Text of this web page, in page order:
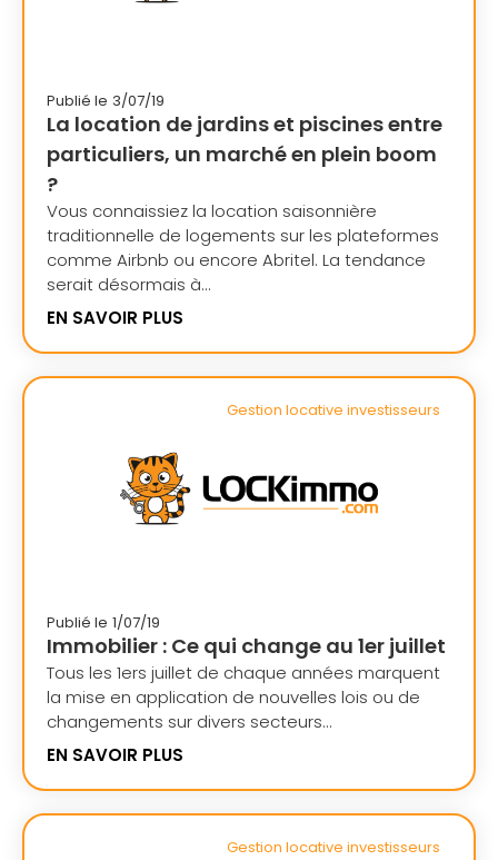
Publié le 3/07/19
La location de jardins et piscines entre
particuliers, un marché en plein boom
?
Vous connaissiez la location saisonnière
traditionnelle de logements sur les plateformes
comme Airbnb ou encore Abritel. La tendance
serait désormais à...
EN SAVOIR PLUS
Gestion locative investisseurs
Publié le 1/07/19
Immobilier : Ce qui change au 1er juillet
Tous les 1ers juillet de chaque années marquent
la mise en application de nouvelles lois ou de
changements sur divers secteurs...
EN SAVOIR PLUS
Gestion locative investisseurs